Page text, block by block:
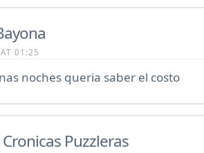
01:25
noches queria saber el costo
Cronicas Puzzleras